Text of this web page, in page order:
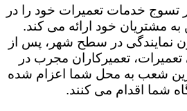
تسوج خدمات تعمیرات خود را در
مشتریان خود ارائه می کند.
نمایندگی در سطح شهر، پس از
تعمیرکاران مجرب در
شعب به محل شما اعزام شده
شما اقدام می کنند.